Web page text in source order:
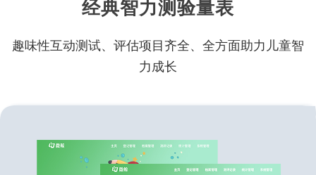
经典智力测验量表
趣味性互动测试、评估项目齐全、全方面助力儿童智
力成长